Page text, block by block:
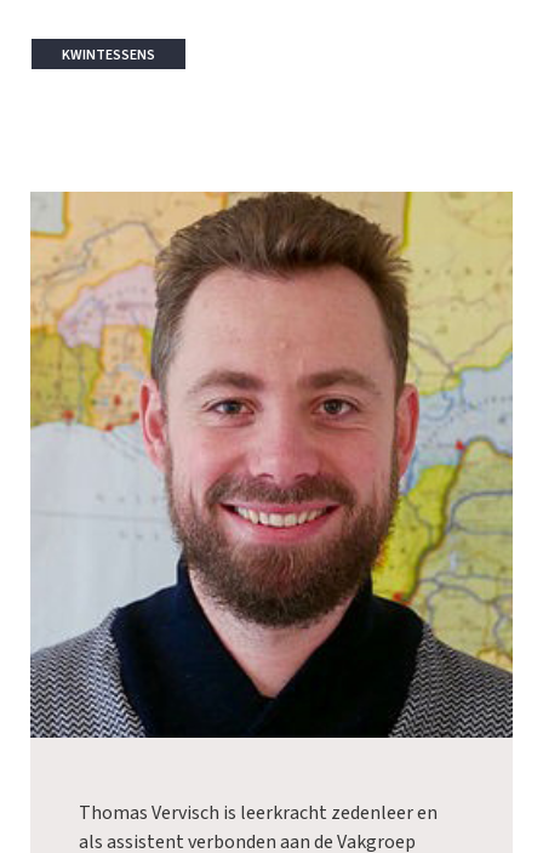
KWINTESSENS
Thomas Vervisch is leerkracht zedenleer en
als assistent verbonden aan de Vakgroep